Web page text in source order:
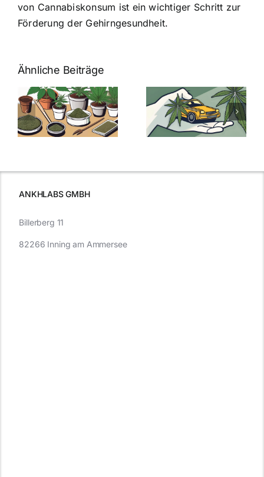
von Cannabiskonsum ist ein wichtiger Schritt zur
Förderung der Gehirngesundheit.
Ähnliche Beiträge
Neue THC-
Grenzwert-
Regelung:
Was Sie über
Cannabis und
müssen
Cannabis
Samen
kaufen: Alles
was Sie
ANKHLABS GMBH
Billerberg 11
82266 Inning am Ammersee